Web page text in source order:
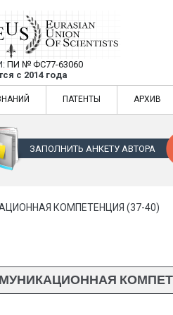
Ученых —
ПИ № ФС77-63060
с 2014 года
научных статей в
ПАТЕНТЫ АРХИВ
ЗАПОЛНИТЬ АНКЕТУ АВТОРА
КОМПЕТЕНЦИЯ (37-40)